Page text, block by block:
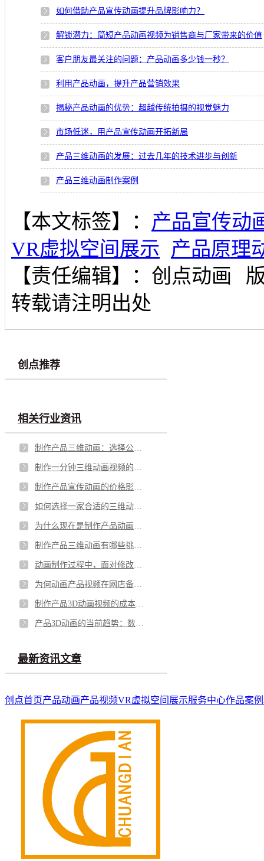
如何借助产品宣传动画提升品牌影响力？
解锁潜力：简短产品动画视频为销售商与厂家带来的价值
客户朋友最关注的问题：产品动画多少钱一秒？
利用产品动画，提升产品营销效果
揭秘产品动画的优势：超越传统拍摄的视觉魅力
市场低迷，用产品宣传动画开拓新局
产品三维动画的发展：过去几年的技术进步与创新
产品三维动画制作案例
【本文标签】： 产品宣传动
VR虚拟空间展示 产品原理
【责任编辑】： 创点动画
转载请注明出处
创点推荐
相关行业资讯
最新资讯文章
创点首页产品动画产品视频VR虚拟空间展示服务中心作品案例